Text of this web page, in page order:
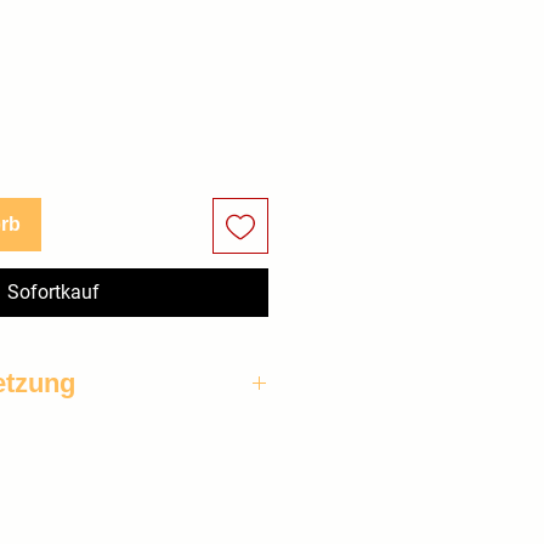
Sofortkauf